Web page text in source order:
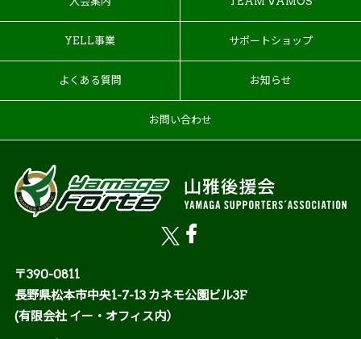
YELL事業 サポートショップ
よくある質問 お知らせ
お問い合わせ
〒390-0811
長野県松本市中央1-7-13 カネモ公園ビル3F
(有限会社 イー・オフィス内）